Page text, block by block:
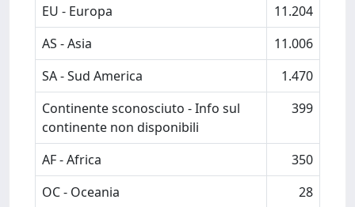
EU - Europa
11.204
AS - Asia
11.006
SA - Sud America
1.470
Continente sconosciuto - Info sul
continente non disponibili
399
AF - Africa
350
OC - Oceania
28